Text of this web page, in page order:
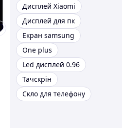
Дисплей Xiaomi
Дисплей для пк
Екран samsung
One plus
Led дисплей 0.96
Тачскрін
Скло для телефону